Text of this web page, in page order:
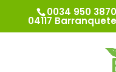
0034 950
04117